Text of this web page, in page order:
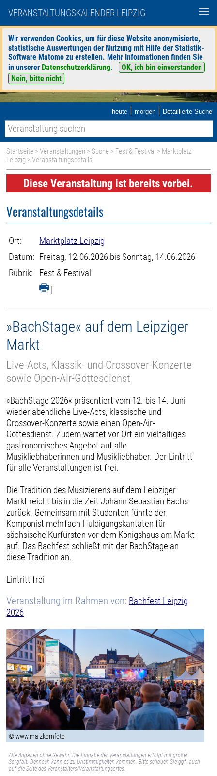
VERANSTALTUNGSKALENDER LEIPZIG
Wir verwenden Cookies, um für diese Website anonymisierte,
statistische Auswertungen der Nutzung mit Hilfe der Statistik-
Software Matomo zu erstellen. Mehr Informationen finden Sie
in unserer Datenschutzerklärung.
OK, ich bin einverstanden
Nein, bitte nicht
heute | morgen | Detaillierte Suche
Startseite >Veranstaltungen > Suche > Fest & Festival > Marktplatz
Leipzig > Veranstaltungsdetails
Diese Veranstaltung ist bereits vorbei.
Veranstaltungsdetails
Ort:
Marktplatz Leipzig
Datum: Freitag, 12.06.2026 bis Sonntag, 14.06.2026
Rubrik:
Fest & Festival
|
»BachStage« auf dem Leipziger
Markt
Live-Acts, Klassik- und Crossover-Konzerte
sowie Open-Air-Gottesdienst
»BachStage 2026« präsentiert vom 12. bis 14. Juni
wieder abendliche Live-Acts, klassische und
Crossover-Konzerte sowie einen Open-Air-
Gottesdienst. Zudem wartet vor Ort ein vielfältiges
gastronomisches Angebot auf alle
Musikliebhaberinnen und Musikliebhaber. Der Eintritt
für alle Veranstaltungen ist frei.
Die Tradition des Musizierens auf dem Leipziger
Markt reicht bis in die Zeit Johann Sebastian Bachs
zurück. Gemeinsam mit Studenten führte der
Komponist mehrfach Huldigungskantaten für
sächsische Kurfürsten vor dem Königshaus am Markt
auf. Das Bachfest schließt mit der BachStage an
diese Tradition an.
Eintritt frei
Veranstaltung im Rahmen von: Bachfest Leipzig
2026
© www.malzkornfoto
Alle Angaben ohne Gewähr. Die Eingabe der Veranstaltungen erfolgt mit großer
Sorgfalt. Dennoch kann es zu Unstimmigkeiten kommen. Bitte schauen Sie ggf. auch
auf die Seite des Veranstalters/Veranstaltungsortes.